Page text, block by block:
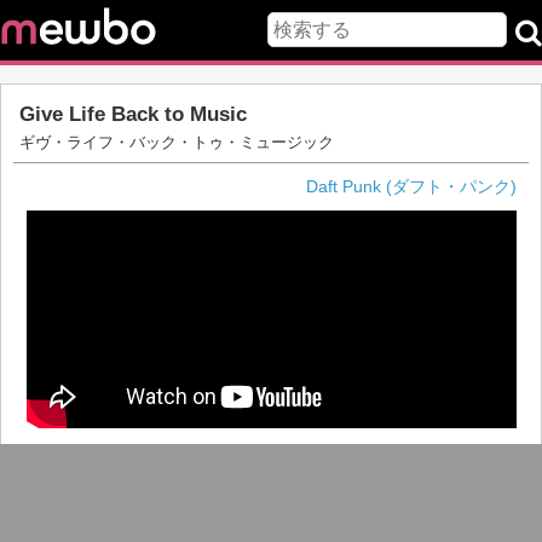
Give Life Back to Music
ギヴ・ライフ・バック・トゥ・ミュージック
Daft Punk (ダフト・パンク)